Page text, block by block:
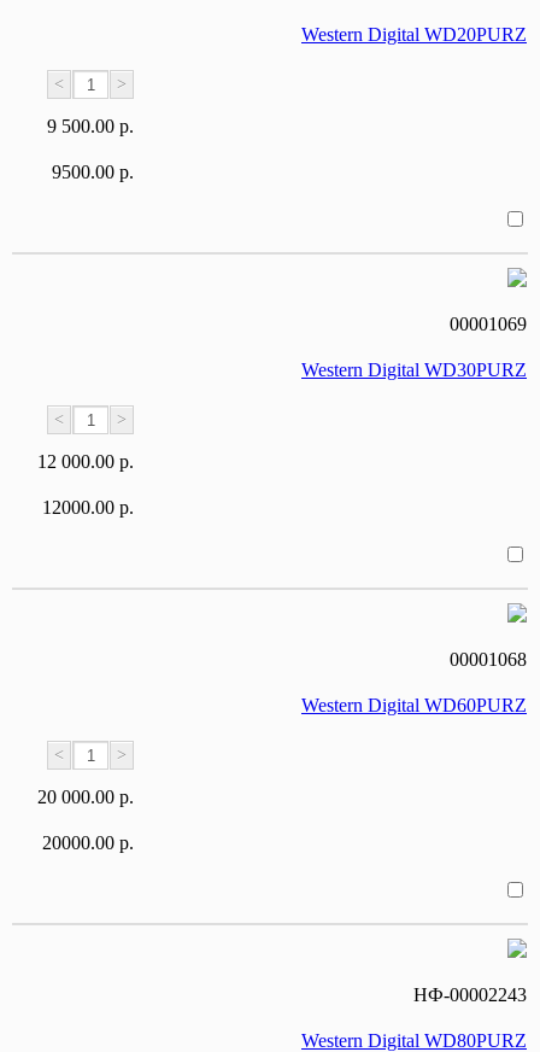
Western Digital WD20PURZ
< >
9 500.00 р.
9500.00 р.
00001069
Western Digital WD30PURZ
< >
12 000.00 р.
12000.00 р.
00001068
Western Digital WD60PURZ
< >
20 000.00 р.
20000.00 р.
НФ-00002243
Western Digital WD80PURZ